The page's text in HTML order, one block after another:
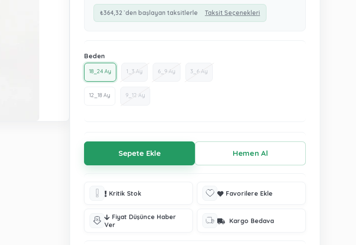
₺364,32 `den başlayan taksitlerle Taksit Seçenekleri
Beden
18_24 Ay 1_3 Ay 6_9 Ay 3_6 Ay
12_18 Ay 9_12 Ay
Kritik Stok Favorilere Ekle
Fiyat Düşünce Haber
Ver
Kargo Bedava